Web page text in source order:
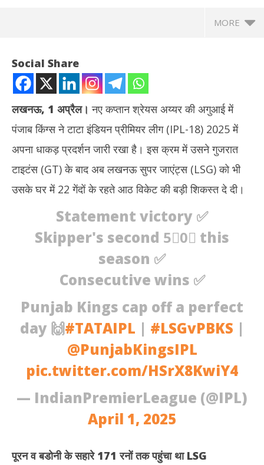
MORE
आईपीएल-18 : पंजाब किंग्स ने GT के बाद लखनऊ सुपर जाएंट्स को भी उसके
घर में दी शिकस्त
Social Share
लखनऊ, 1 अप्रैल।नए कप्तान श्रेयस अय्यर की अगुआई में
पंजाब किंग्स ने टाटा इंडियन प्रीमियर लीग (IPL-18) 2025 में
अपना धाकड़ प्रदर्शन जारी रखा है। इस क्रम में उसने गुजरात
टाइटंस (GT) के बाद अब लखनऊ सुपर जाएंट्स (LSG) को भी
उसके घर में 22 गेंदों के रहते आठ विकेट की बड़ी शिकस्त दे दी।
Statement victory ✅
Skipper's second 5⃣0⃣ this
season ✅
Consecutive wins ✅
Punjab Kings cap off a perfect
day 🙌#TATAIPL | #LSGvPBKS |
@PunjabKingsIPL
pic.twitter.com/HSrX8KwiY4
— IndianPremierLeague (@IPL)
April 1, 2025
पूरन व बडोनी के सहारे 171 रनों तक पहुंचा था LSG